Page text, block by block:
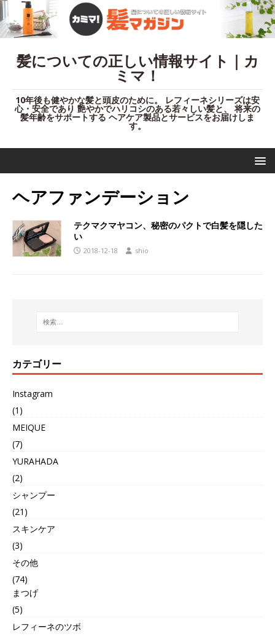
髪についての正しい情報サイト｜カ
ミマ！
10年後も健やかな髪と頭皮のために。 レフィーネシリーズは安
心・安全であり 艶やかでハリコシのある若々しい髪と、 将来の
髪年齢をサポートする ヘアケア製品とサービスをお届けしま
す。
ヘアファンデーション
テクマクマヤコン、秘密のパクトで白髪を隠した
い
2018-12-18 shio
カテゴリー
Instagram
(1)
MEIQUE
(7)
YURAHADA
(2)
シャンプー
(21)
スキンケア
(3)
その他
(74)
まつげ
(5)
レフィーネのツボ